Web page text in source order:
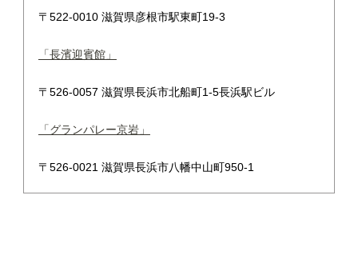
〒522-0010 滋賀県彦根市駅東町19-3
「長濱迎賓館」
〒526-0057 滋賀県長浜市北船町1-5長浜駅ビル
「グランパレー京岩」
〒526-0021 滋賀県長浜市八幡中山町950-1